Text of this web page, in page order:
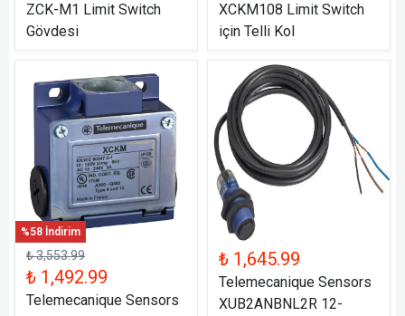
ZCK-M1 Limit Switch
Gövdesi
XCKM108 Limit Switch
için Telli Kol
%58 İndirim
₺ 3,553.99
₺ 1,492.99
Telemecanique Sensors
₺ 1,645.99
Telemecanique Sensors
XUB2ANBNL2R 12-